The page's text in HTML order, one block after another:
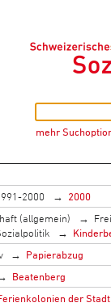
mehr
2000
2000
(allgemein)
Papierabzug
Beatenberg
der